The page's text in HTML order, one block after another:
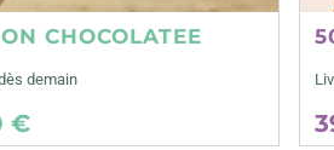
CHOCOLATEE
demain
€